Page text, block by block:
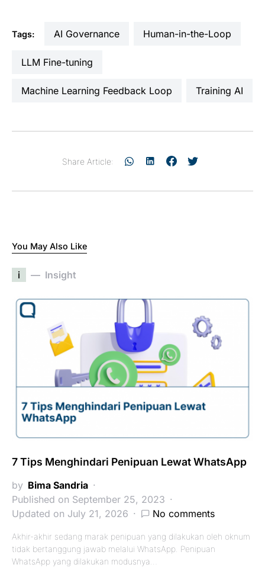
Tags: AI Governance Human-in-the-Loop
LLM Fine-tuning
Machine Learning Feedback Loop Training AI
Share Article:
You May Also Like
i Insight
7 Tips Menghindari Penipuan Lewat WhatsApp
by Bima Sandria
Published on September 25, 2023
Updated on July 21, 2026
No comments
Akhir-akhir sedang marak penipuan yang dilakukan oleh oknum
tidak bertanggung jawab melalui WhatsApp. Penipuan
WhatsApp yang dilakukan modusnya…